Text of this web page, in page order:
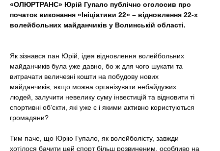
«ОЛЮРТРАНС» Юрій Гупало публічно оголосив про
початок виконання «Ініціативи 22» – відновлення 22-х
волейбольних майданчиків у Волинській області.
Як зізнався пан Юрій, ідея відновлення волейбольних
майданчиків була уже давно, бо ж для чого шукати та
витрачати величезні кошти на побудову нових
майданчиків, якщо можна організувати небайдужих
людей, залучити невелику суму інвестицій та відновити ті
спортивні об’єкти, які уже є і якими активно користуються
громадяни?
Тим паче, що Юрію Гупало, як волейболісту, завжди
хотілося бачити цей спорт більш розвиненим, особливо на